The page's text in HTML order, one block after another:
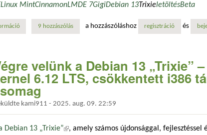
Linux MintCinnamonLMDE 7GigiDebian 13TrixieletöltésBeta
mindenki kérte az lmde 7-et! most itt a béta verzió, induljon a közös
9 hozzászólás a hozzászóláshoz regisztráció és
velünk a Debian 13 „Trixie”
6.12 LTS, csökkentett i386
kami911 - 2025. aug. 09. 22:59
Debian 13 „Trixie”(külső hivatkozás)
, amely számos újdonsággal, fejlesztéssel